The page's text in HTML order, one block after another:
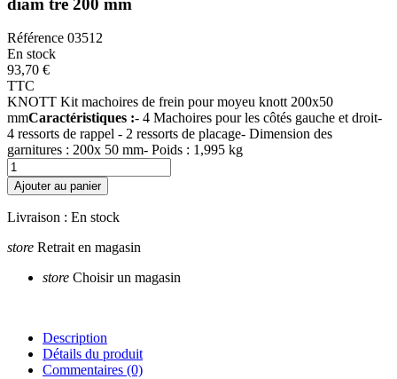
diam tre 200 mm
Référence 03512
En stock
93,70 €
TTC
KNOTT Kit machoires de frein pour moyeu knott 200x50
mmCaractéristiques :- 4 Machoires pour les côtés gauche et droit-
4 ressorts de rappel - 2 ressorts de placage- Dimension des
garnitures : 200x 50 mm- Poids : 1,995 kg
Ajouter au panier
Livraison : En stock
store Retrait en magasin
store Choisir un magasin
Description
Détails du produit
Commentaires (0)